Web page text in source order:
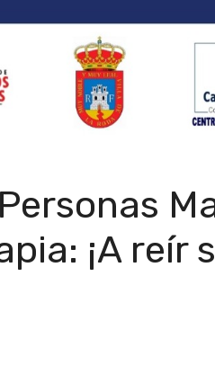
¡A reír